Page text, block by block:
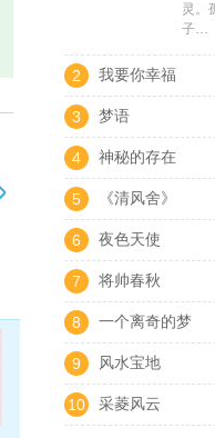
灵。
子…
2 我要你幸福
3 梦语
4 神秘的存在
5 《清风舍》
6 夜色天使
7 将帅春秋
8 一个离奇的梦
9 风水宝地
10 采菱风云